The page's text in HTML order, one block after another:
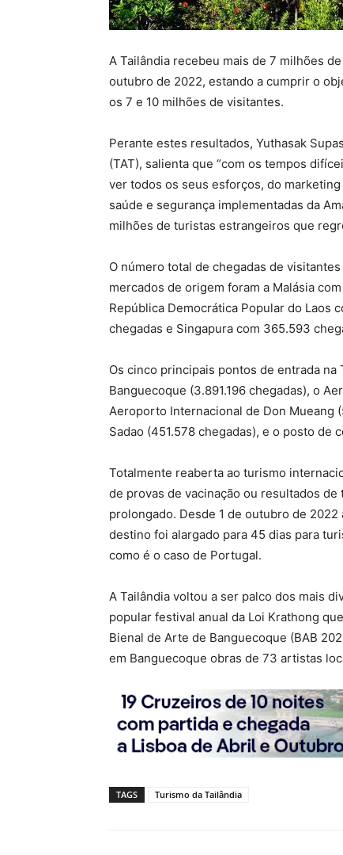
A Tailândia recebeu mais de 7 milhões
outubro de 2022, estando a cumprir o
os 7 e 10 milhões de visitantes.
Perante estes resultados, Yuthasak
(TAT), salienta que “com os tempos
ver todos os seus esforços, do
saúde e segurança implementadas da
milhões de turistas estrangeiros que
O número total de chegadas de
mercados de origem foram a Malásia
República Democrática Popular do Laos
chegadas e Singapura com 365.593
Os cinco principais pontos de entrada
Banguecoque (3.891.196 chegadas), o
Aeroporto Internacional de Don Mueang
Sadao (451.578 chegadas), e o posto
Totalmente reaberta ao turismo
de provas de vacinação ou resultados
prolongado. Desde 1 de outubro de
destino foi alargado para 45 dias para
como é o caso de Portugal.
A Tailândia voltou a ser palco dos mais
popular festival anual da Loi Krathong
Bienal de Arte de Banguecoque (BAB
em Banguecoque obras de 73 artistas
TAGS Turismo da Tailândia